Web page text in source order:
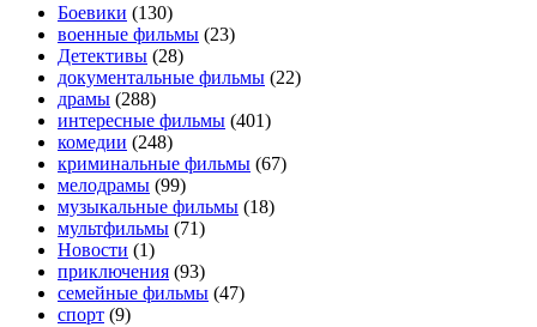
Боевики (130)
военные фильмы (23)
Детективы (28)
документальные фильмы (22)
драмы (288)
интересные фильмы (401)
комедии (248)
криминальные фильмы (67)
мелодрамы (99)
музыкальные фильмы (18)
мультфильмы (71)
Новости (1)
приключения (93)
семейные фильмы (47)
спорт (9)